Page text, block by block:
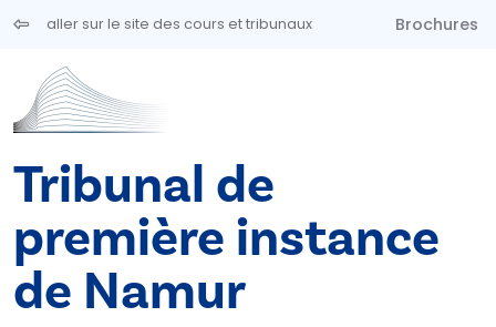
Aller au contenu principal
aller sur le site des cours et tribunaux Brochures
Tribunal de
première instance
de Namur